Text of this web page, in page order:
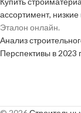
ассортимент,
Эталон онлайн.
Анализ
Перспективы в 2023